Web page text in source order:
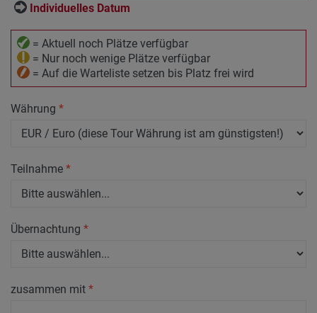
Individuelles Datum
= Aktuell noch Plätze verfügbar
= Nur noch wenige Plätze verfügbar
= Auf die Warteliste setzen bis Platz frei wird
Währung *
Teilnahme *
Übernachtung *
zusammen mit *